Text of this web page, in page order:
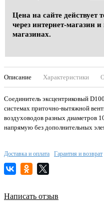
Цена на сайте действует
через интернет-магазин
магазинах.
Описание Характеристики
Соединитель эксцентриковый
системах приточно-вытяжной
воздуховодов разных диаметров
напрямую без дополнительных
Доставка и оплата Гарантия и возврат
Написать отзыв